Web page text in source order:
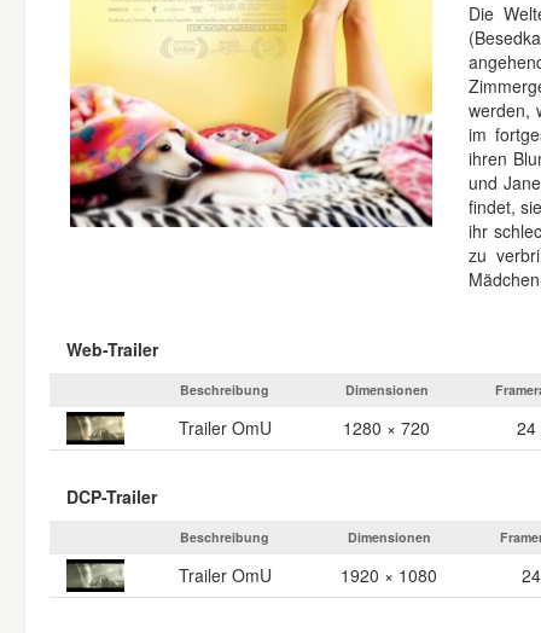
Die
werden,
im
ihren
und
findet,
ihr
zu
Web-Trailer
Beschreibung Dimensionen
Trailer OmU 1280 × 720 24
DCP-Trailer
Beschreibung Dimensionen
Trailer OmU 1920 × 1080 24